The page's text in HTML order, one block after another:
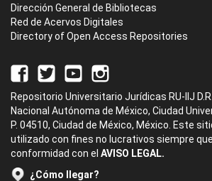
Dirección General de Bibliotecas
Red de Acervos Digitales
Directory of Open Access Repositories
Repositorio Universitario Jurídicas RU-IIJ
Nacional Autónoma de México, Ciudad
P. 04510, Ciudad de México, México. Este
utilizado con fines no lucrativos siempre
conformidad con el AVISO LEGAL.
¿Cómo llegar?